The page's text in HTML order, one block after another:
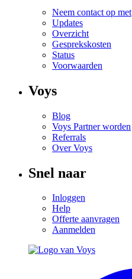
Neem contact op met
Updates
Overzicht
Gesprekskosten
Status
Voorwaarden
Voys
Blog
Voys Partner worden
Referrals
Over Voys
Snel naar
Inloggen
Help
Offerte aanvragen
Aanmelden